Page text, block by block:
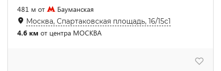
481 м от
Бауманская
Москва, Спартаковская площадь, 16/15с1
4.6 км от центра МОСКВА